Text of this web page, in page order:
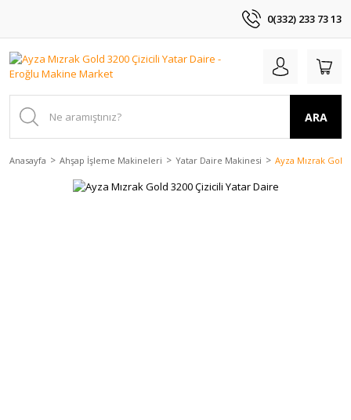
0(332) 233 73 13
ARA
Anasayfa Ahşap İşleme Makineleri Yatar Daire Makinesi Ayza Mızrak